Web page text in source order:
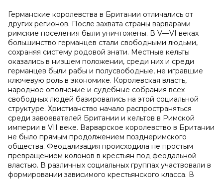
Германские королевства в Британии отличались от
других регионов. После захвата страны варварами
римские поселения были уничтожены. В V—VI веках
большинство германцев стали свободными людьми,
сохраняя систему родовой знати. Местные кельты
оказались в низшем положении, среди них и среди
германцев были рабы и полусвободные, не игравшие
ключевую роль в экономике. Королевская власть,
народное ополчение и судебные собрания всех
свободных людей базировались на этой социальной
структуре. Христианство начало распространяться
среди завоевателей Британии и кельтов в Римской
империи в VII веке. Варварское королевство в Британии
не было прямым продолжением позднеримского
общества. Феодализация происходила не простым
превращением колонов в крестьян под феодальной
властью. В различных социальных группах участвовали в
формировании зависимого крестьянского класса. В